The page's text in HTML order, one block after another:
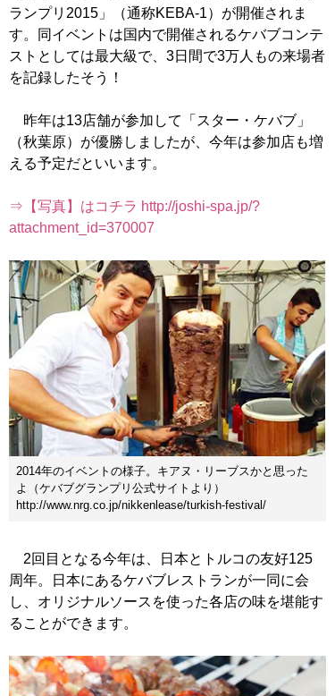
ランプリ2015」（通称KEBA-1）が開催されま
す。同イベントは国内で開催されるケバブコンテ
ストとしては最大級で、3日間で3万人もの来場者
を記録したそう！
昨年は13店舗が参加して「スター・ケバブ」
（秋葉原）が優勝しましたが、今年は参加店も増
える予定だといいます。
⇒【写真】はコチラ http://joshi-spa.jp/?
attachment_id=370007
2014年のイベントの様子。キアヌ・リーブスかと思った
よ（ケバブグランプリ公式サイトより）
http://www.nrg.co.jp/nikkenlease/turkish-festival/
2回目となる今年は、日本とトルコの友好125
周年。日本にあるケバブレストランが一同に会
し、オリジナルソースを使った各店の味を堪能す
ることができます。